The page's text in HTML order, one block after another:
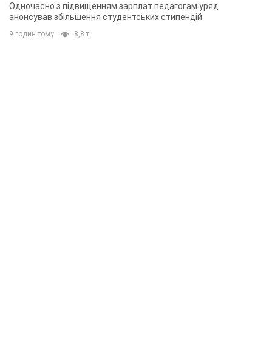
Одночасно з підвищенням зарплат педагогам уряд
анонсував збільшення студентських стипендій
9 годин тому 8,8 т.